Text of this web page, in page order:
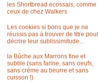
les Shortbread écossais, comme
ceux de chez Walkers
Les cookies si bons que je ne
réussis pas à trouver de titre pour
décrire leur sublissimitude...
la Bûche aux Marrons fine et
subtile (sans farine, sans oeufs,
sans crème au beurre et sans
cuisson !)